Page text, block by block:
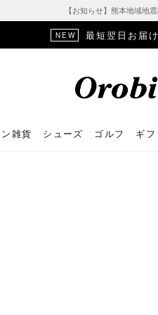
【お知らせ】熊本地域地
NEW 最短翌日お届
雑貨 シューズ ゴルフ ギフ